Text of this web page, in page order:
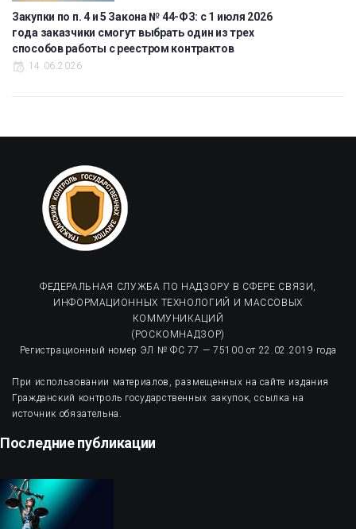
Закупки по п. 4 и 5 Закона № 44-ФЗ: с 1 июля 2026
года заказчики смогут выбрать один из трех
способов работы с реестром контрактов
14.06.2026
ФЕДЕРАЛЬНАЯ СЛУЖБА ПО НАДЗОРУ В СФЕРЕ СВЯЗИ,
ИНФОРМАЦИОННЫХ ТЕХНОЛОГИЙ И МАССОВЫХ
КОММУНИКАЦИЙ
(РОСКОМНАДЗОР)
Регистрационный номер ЭЛ № ФС 77 — 75100 от 22.02.2019 года
При использовании материалов, размещенных на сайте издания
Гражданский контроль государственных закупок, ссылка на
источник обязательна.
Последние публикации